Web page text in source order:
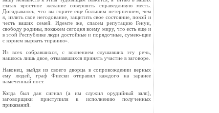
глазах яростное желание совершить справедливую месть.
Догадываюсь, что вы горите еще большим нетерпением, чем
я, излить свое негодование, защитить свое состояние, покой и
честь ваших семей. Идемте же, спасем репутацию Генуи,
свободу родины, покажем сегодня всему миру, что есть еще и
в этой Республике люди достойные и порядочные, сумею‑щие
с корнем вырвать тиранию».
Из всех собравшихся, с волнением слушавших эту речь,
нашлось лишь двое, отказавшихся принять участие в заговоре.
Наконец, выйдя из своего дворца в сопровождении верных
ему людей, граф Фиески отправил каждого на заранее
намеченный пост.
Когда был дан сигнал (а им служил орудийный залп),
заговорщики приступили к исполнению полученных
приказаний.